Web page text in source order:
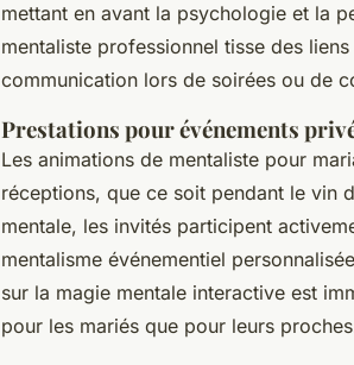
mettant en avant la psychologie et la
mentaliste professionnel tisse des
communication lors de soirées ou de
Prestations pour événements
Les animations de mentaliste pour
réceptions, que ce soit pendant le vin
mentale, les invités participent
mentalisme événementiel
sur la magie mentale interactive est
pour les mariés que pour leurs